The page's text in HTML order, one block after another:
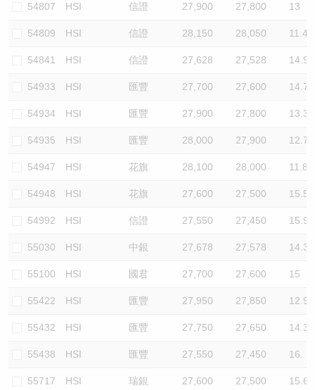
54807 HSI 信證 27,900 27,800 13
54809 HSI 信證 28,150 28,050 11.4
54841 HSI 信證 27,628 27,528 14.9
54933 HSI 匯豐 27,700 27,600 14.7
54934 HSI 匯豐 27,900 27,800 13.3
54935 HSI 匯豐 28,000 27,900 12.7
54947 HSI 花旗 28,100 28,000 11.8
54948 HSI 花旗 27,600 27,500 15.5
54992 HSI 信證 27,550 27,450 15.9
55030 HSI 中銀 27,678 27,578 14.3
55100 HSI 國君 27,700 27,600 15
55422 HSI 匯豐 27,950 27,850 12.9
55432 HSI 匯豐 27,750 27,650 14.3
55438 HSI 匯豐 27,550 27,450 16
55717 HSI 瑞銀 27,600 27,500 15.6